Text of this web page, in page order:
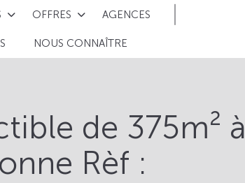
OFFRES AGENCES
NOUS CONNAÎTRE
de 375m² à
Rèf :